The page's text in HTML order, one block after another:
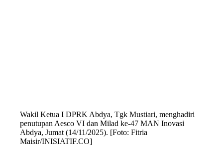
Wakil Ketua I DPRK Abdya, Tgk Mustiari, menghadiri
penutupan Aesco VI dan Milad ke-47 MAN Inovasi
Abdya, Jumat (14/11/2025). [Foto: Fitria
Maisir/INISIATIF.CO]